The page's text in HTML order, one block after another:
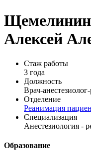
Щемелинин
Алексей
Стаж работы
3 года
Должность
Врач-
Отделение
Реанимация
Специализация
Анестезиология -
Образование